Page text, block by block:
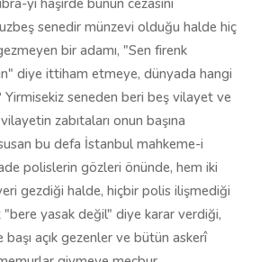
yı haşirde bunun cezasını
senedir münzevi olduğu halde hiç
bir adamı, "Sen firenk
diye ittiham etmeye, dünyada hangi
Yirmisekiz seneden beri beş vilayet ve
zabıtaları onun başına
bu defa İstanbul mahkeme-i
polislerin gözleri önünde, hem iki
gezdiği halde, hiçbir polis ilişmediği
yasak değil" diye karar verdiği,
açık gezenler ve bütün askerî